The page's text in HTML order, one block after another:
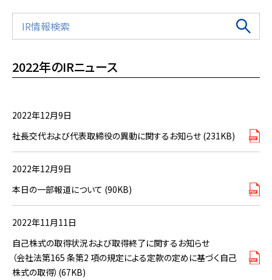
2022年のIRニュース
2022年12月9日
社長交代および代表取締役の異動に関するお知らせ (231KB)
2022年12月9日
本日の一部報道について (90KB)
2022年11月11日
自己株式の取得状況および取得終了に関するお知らせ
（会社法第165 条第2 項の規定による定款の定めに基づく自己
株式の取得）(67KB)